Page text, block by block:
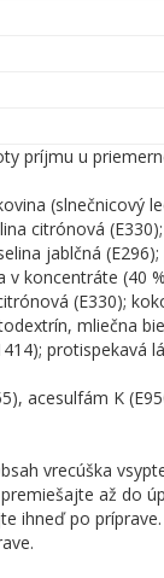
príjmu u
(slnečnicový
citrónová (E330);
jablčná
v koncentráte (40
(E330);
mliečna
protispekavá
acesulfám K
vrecúška
až do
ihneď po príprave.